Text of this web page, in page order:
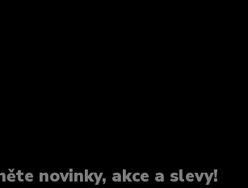
novinky, akce a slevy!